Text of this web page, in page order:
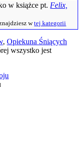
w książce pt. Felix,
wtej kategorii
, Opiekuna Śniących
wszystko jest